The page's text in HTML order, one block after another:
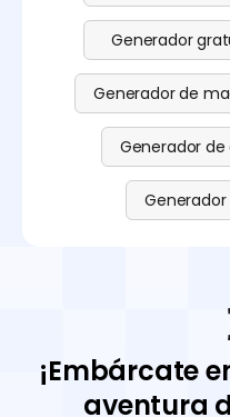
Generador
Generador de
Generador
Generador
¡Embárcate
aventura